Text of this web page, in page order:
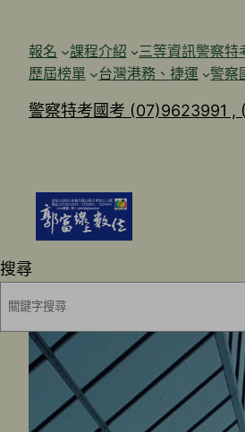
報名 課程介紹 三等資訊警察特
歷屆榜單
台灣港務、捷運 警察
警察特考國考 (07)9623991 ,
搜尋